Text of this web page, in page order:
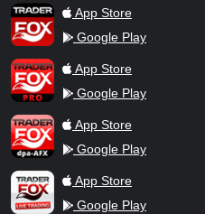
TraderFox AppApp Store
Google Play
TraderFox ProApp Store
Google Play
TraderFox dpa-AFX ProFeed
App Store
Google Play
TraderFox Live Trading
App Store
Google Play